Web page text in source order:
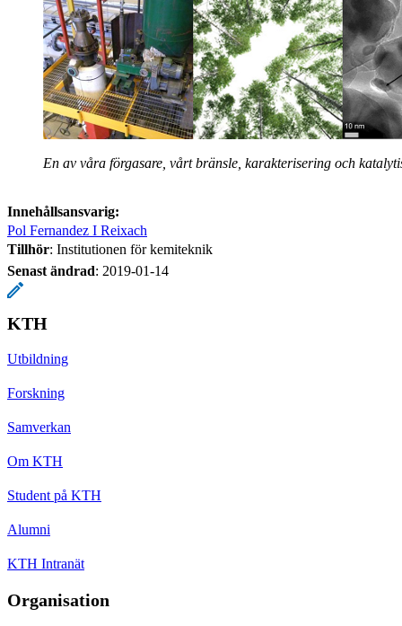
En av våra förgasare, vårt bränsle, karakterisering och
Innehållsansvarig:
Pol Fernandez I Reixach
Tillhör: Institutionen för kemiteknik
Senast ändrad: 2019-01-14
KTH
Utbildning
Forskning
Samverkan
Om KTH
Student på KTH
Alumni
KTH Intranät
Organisation